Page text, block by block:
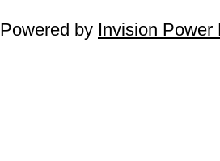
Powered by Invision Power